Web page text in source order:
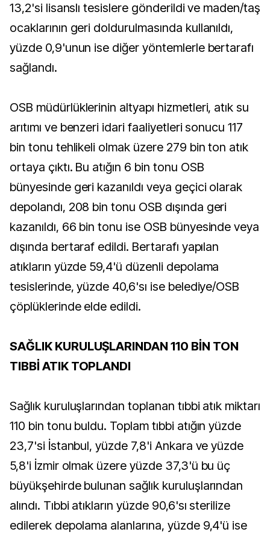
13,2'si lisanslı tesislere gönderildi ve maden/taş
ocaklarının geri doldurulmasında kullanıldı,
yüzde 0,9'unun ise diğer yöntemlerle bertarafı
sağlandı.
OSB müdürlüklerinin altyapı hizmetleri, atık su
arıtımı ve benzeri idari faaliyetleri sonucu 117
bin tonu tehlikeli olmak üzere 279 bin ton atık
ortaya çıktı. Bu atığın 6 bin tonu OSB
bünyesinde geri kazanıldı veya geçici olarak
depolandı, 208 bin tonu OSB dışında geri
kazanıldı, 66 bin tonu ise OSB bünyesinde veya
dışında bertaraf edildi. Bertarafı yapılan
atıkların yüzde 59,4'ü düzenli depolama
tesislerinde, yüzde 40,6'sı ise belediye/OSB
çöplüklerinde elde edildi.
SAĞLIK KURULUŞLARINDAN 110 BİN TON
TIBBİ ATIK TOPLANDI
Sağlık kuruluşlarından toplanan tıbbi atık miktarı
110 bin tonu buldu. Toplam tıbbi atığın yüzde
23,7'si İstanbul, yüzde 7,8'i Ankara ve yüzde
5,8'i İzmir olmak üzere yüzde 37,3'ü bu üç
büyükşehirde bulunan sağlık kuruluşlarından
alındı. Tıbbi atıkların yüzde 90,6'sı sterilize
edilerek depolama alanlarına, yüzde 9,4'ü ise